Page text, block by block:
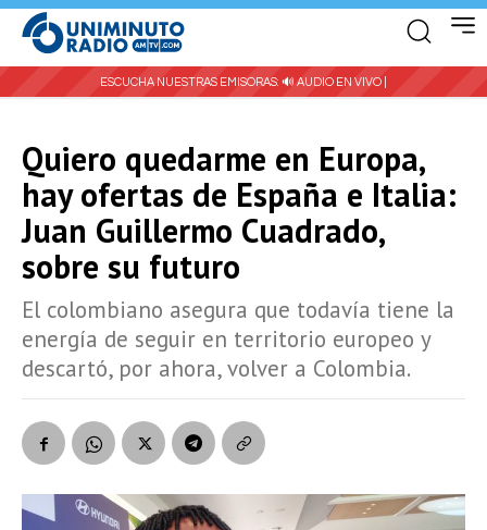
ESCUCHA NUESTRAS EMISORAS: 🔊 AUDIO EN VIVO |
Quiero quedarme en Europa,
hay ofertas de España e Italia:
Juan Guillermo Cuadrado,
sobre su futuro
El colombiano asegura que todavía tiene la
energía de seguir en territorio europeo y
descartó, por ahora, volver a Colombia.